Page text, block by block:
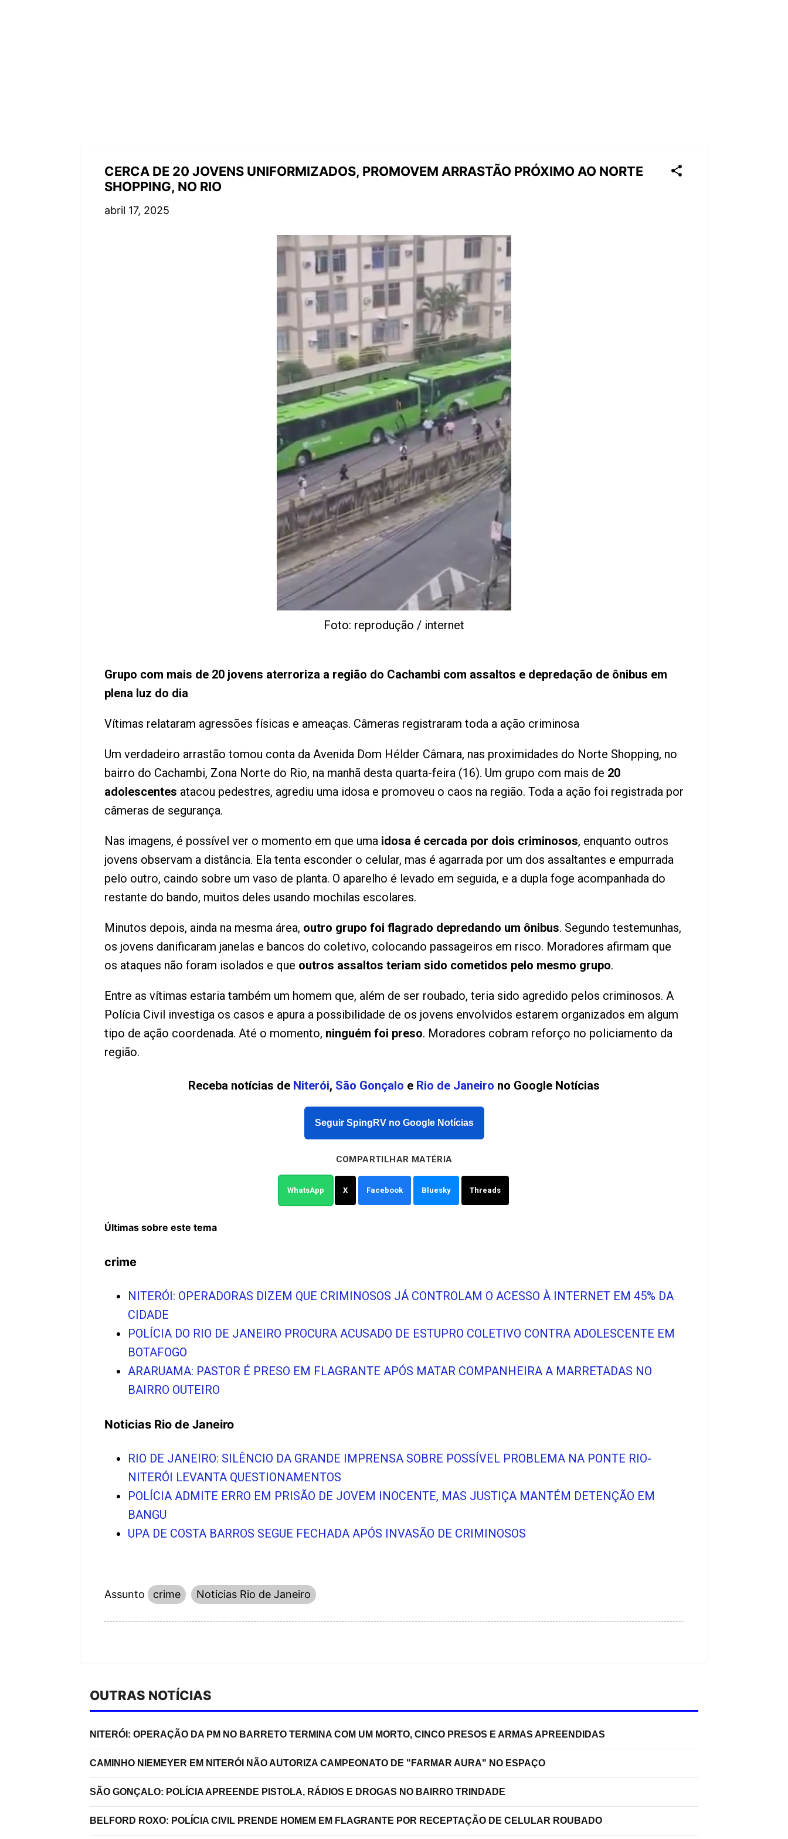
CERCA DE 20 JOVENS UNIFORMIZADOS, PROMOVEM ARRASTÃO PRÓXIMO AO NORTE
SHOPPING, NO RIO
abril 17, 2025
Foto: reprodução / internet
Grupo com mais de 20 jovens aterroriza a região do Cachambi com assaltos e depredação de ônibus em
plena luz do dia
Vítimas relataram agressões físicas e ameaças. Câmeras registraram toda a ação criminosa
Um verdadeiro arrastão tomou conta da Avenida Dom Hélder Câmara, nas proximidades do Norte Shopping, no
bairro do Cachambi, Zona Norte do Rio, na manhã desta quarta-feira (16). Um grupo com mais de 20
adolescentes atacou pedestres, agrediu uma idosa e promoveu o caos na região. Toda a ação foi registrada por
câmeras de segurança.
Nas imagens, é possível ver o momento em que uma idosa é cercada por dois criminosos, enquanto outros
jovens observam a distância. Ela tenta esconder o celular, mas é agarrada por um dos assaltantes e empurrada
pelo outro, caindo sobre um vaso de planta. O aparelho é levado em seguida, e a dupla foge acompanhada do
restante do bando, muitos deles usando mochilas escolares.
Minutos depois, ainda na mesma área, outro grupo foi flagrado depredando um ônibus. Segundo testemunhas,
os jovens danificaram janelas e bancos do coletivo, colocando passageiros em risco. Moradores afirmam que
os ataques não foram isolados e que outros assaltos teriam sido cometidos pelo mesmo grupo.
Entre as vítimas estaria também um homem que, além de ser roubado, teria sido agredido pelos criminosos. A
Polícia Civil investiga os casos e apura a possibilidade de os jovens envolvidos estarem organizados em algum
tipo de ação coordenada. Até o momento, ninguém foi preso. Moradores cobram reforço no policiamento da
região.
Receba notícias de Niterói, São Gonçalo e Rio de Janeiro no Google Notícias
Seguir SpingRV no Google Notícias
COMPARTILHAR MATÉRIA
WhatsApp X Facebook Bluesky Threads
Últimas sobre este tema
crime
NITERÓI: OPERADORAS DIZEM QUE CRIMINOSOS JÁ CONTROLAM O ACESSO À INTERNET EM 45% DA
CIDADE
POLÍCIA DO RIO DE JANEIRO PROCURA ACUSADO DE ESTUPRO COLETIVO CONTRA ADOLESCENTE EM
BOTAFOGO
ARARUAMA: PASTOR É PRESO EM FLAGRANTE APÓS MATAR COMPANHEIRA A MARRETADAS NO
BAIRRO OUTEIRO
Noticias Rio de Janeiro
RIO DE JANEIRO: SILÊNCIO DA GRANDE IMPRENSA SOBRE POSSÍVEL PROBLEMA NA PONTE RIO-
NITERÓI LEVANTA QUESTIONAMENTOS
POLÍCIA ADMITE ERRO EM PRISÃO DE JOVEM INOCENTE, MAS JUSTIÇA MANTÉM DETENÇÃO EM
BANGU
UPA DE COSTA BARROS SEGUE FECHADA APÓS INVASÃO DE CRIMINOSOS
Assunto crime Noticias Rio de Janeiro
OUTRAS NOTÍCIAS
NITERÓI: OPERAÇÃO DA PM NO BARRETO TERMINA COM UM MORTO, CINCO PRESOS E ARMAS APREENDIDAS
CAMINHO NIEMEYER EM NITERÓI NÃO AUTORIZA CAMPEONATO DE "FARMAR AURA" NO ESPAÇO
SÃO GONÇALO: POLÍCIA APREENDE PISTOLA, RÁDIOS E DROGAS NO BAIRRO TRINDADE
BELFORD ROXO: POLÍCIA CIVIL PRENDE HOMEM EM FLAGRANTE POR RECEPTAÇÃO DE CELULAR ROUBADO